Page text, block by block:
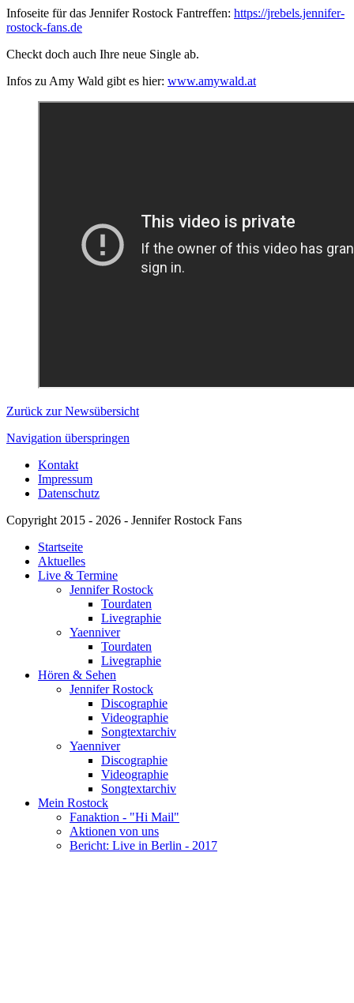
Infoseite für das Jennifer Rostock Fantreffen: https://jrebels.jennifer-
rostock-fans.de
Checkt doch auch Ihre neue Single ab.
Infos zu Amy Wald gibt es hier: www.amywald.at
Zurück zur Newsübersicht
Navigation überspringen
Kontakt
Impressum
Datenschutz
Copyright 2015 - 2026 - Jennifer Rostock Fans
Startseite
Aktuelles
Live & Termine
Jennifer Rostock
Tourdaten
Livegraphie
Yaenniver
Tourdaten
Livegraphie
Hören & Sehen
Jennifer Rostock
Discographie
Videographie
Songtextarchiv
Yaenniver
Discographie
Videographie
Songtextarchiv
Mein Rostock
Fanaktion - "Hi Mail"
Aktionen von uns
Bericht: Live in Berlin - 2017